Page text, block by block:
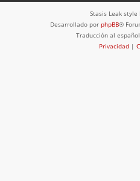
Stasis Leak style
Desarrollado por phpBB®
Traducción al
Privacidad |